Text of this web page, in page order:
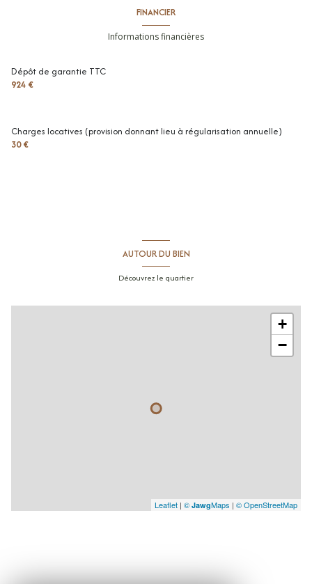
FINANCIER
Informations financières
Dépôt de garantie TTC
924 €
Charges locatives (provision donnant lieu à régularisation annuelle)
30 €
AUTOUR DU BIEN
Découvrez le quartier
+
−
Leaflet | © JawgMaps | © OpenStreetMap